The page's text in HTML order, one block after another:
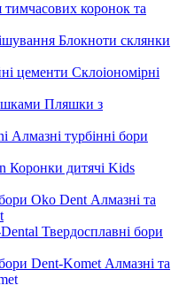
коронок та
Блокноти склянки
Склоіономірні
Пляшки з
Алмазні турбінні бори
Коронки дитячі Kids
Алмазні та
Твердосплавні бори
Алмазні та